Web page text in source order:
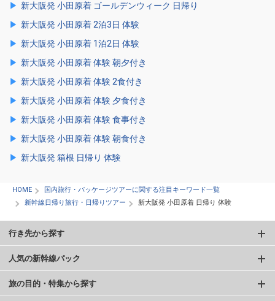
新大阪発 小田原着 ゴールデンウィーク 日帰り
新大阪発 小田原着 2泊3日 体験
新大阪発 小田原着 1泊2日 体験
新大阪発 小田原着 体験 朝夕付き
新大阪発 小田原着 体験 2食付き
新大阪発 小田原着 体験 夕食付き
新大阪発 小田原着 体験 食事付き
新大阪発 小田原着 体験 朝食付き
新大阪発 箱根 日帰り 体験
HOME
国内旅行・パッケージツアーに関する注目キーワード一覧
新幹線日帰り旅行・日帰りツアー
新大阪発 小田原着 日帰り 体験
行き先から探す
人気の新幹線パック
旅の目的・特集から探す